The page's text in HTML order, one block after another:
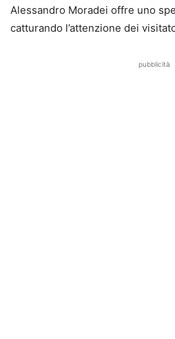
Alessandro Moradei offre uno
catturando l’attenzione dei
pubblicità